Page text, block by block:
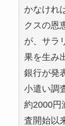
かなけれ
クスの恩
が、サラ
果を生み
銀行が発
小遣い調
約2000円
査開始以